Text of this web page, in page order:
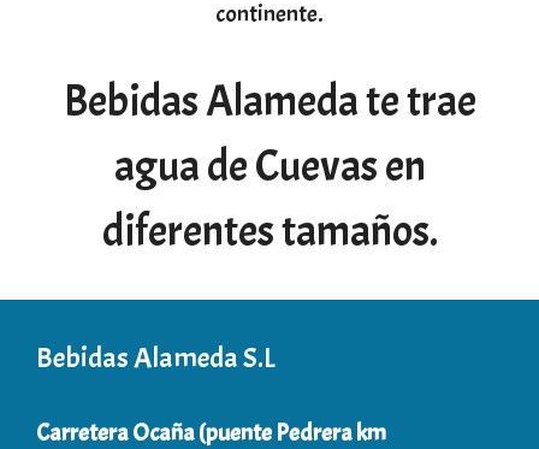
continente.
Bebidas Alameda te trae
agua de Cuevas en
diferentes tamaños.
Bebidas Alameda S.L
Carretera Ocaña (puente Pedrera km